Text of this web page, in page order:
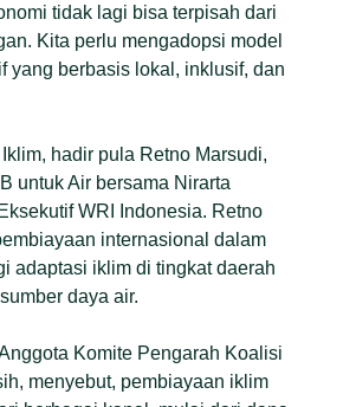
tidak lagi bisa terpisah dari
Kita perlu mengadopsi model
yang berbasis lokal, inklusif, dan
hadir pula Retno Marsudi,
untuk Air bersama Nirarta
WRI Indonesia. Retno
internasional dalam
adaptasi iklim di tingkat daerah
daya air.
Komite Pengarah Koalisi
menyebut, pembiayaan iklim